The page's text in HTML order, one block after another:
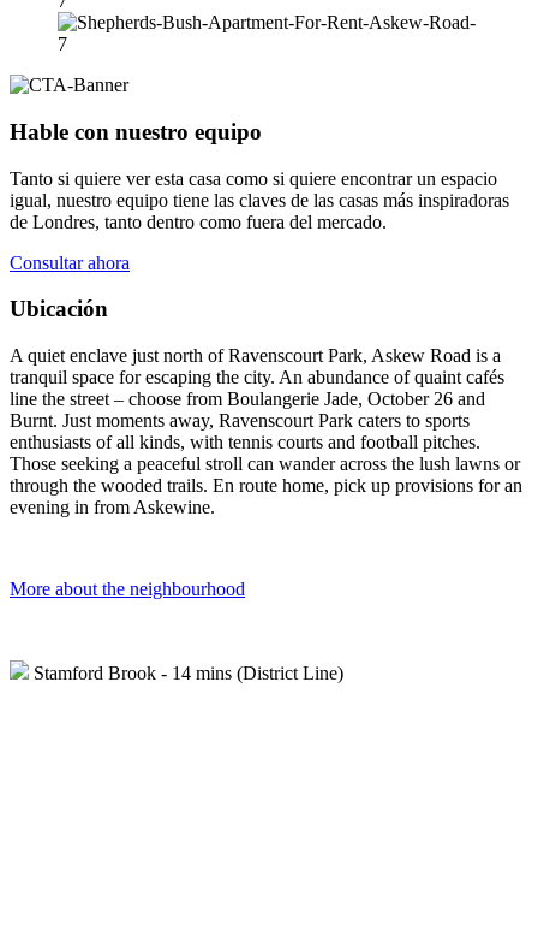
Hable con nuestro equipo
Tanto si quiere ver esta casa como si quiere encontrar un espacio
igual, nuestro equipo tiene las claves de las casas más inspiradoras
de Londres, tanto dentro como fuera del mercado.
Consultar ahora
Ubicación
A quiet enclave just north of Ravenscourt Park, Askew Road is a
tranquil space for escaping the city. An abundance of quaint cafés
line the street – choose from Boulangerie Jade, October 26 and
Burnt. Just moments away, Ravenscourt Park caters to sports
enthusiasts of all kinds, with tennis courts and football pitches.
Those seeking a peaceful stroll can wander across the lush lawns or
through the wooded trails. En route home, pick up provisions for an
evening in from Askewine.
More about the neighbourhood
Stamford Brook - 14 mins (District Line)